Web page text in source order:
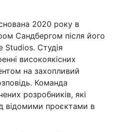
2020 року в
Сандбергом після його
Studios. Студія
високоякісних
на захопливий
Команда
розробників, які
відомими проєктами в